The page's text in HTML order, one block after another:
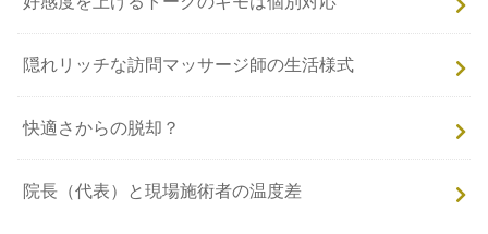
隠れリッチな訪問マッサージ師の生活様式
快適さからの脱却？
院長（代表）と現場施術者の温度差